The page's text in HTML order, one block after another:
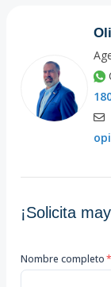
¡Solicita
Nombre completo*